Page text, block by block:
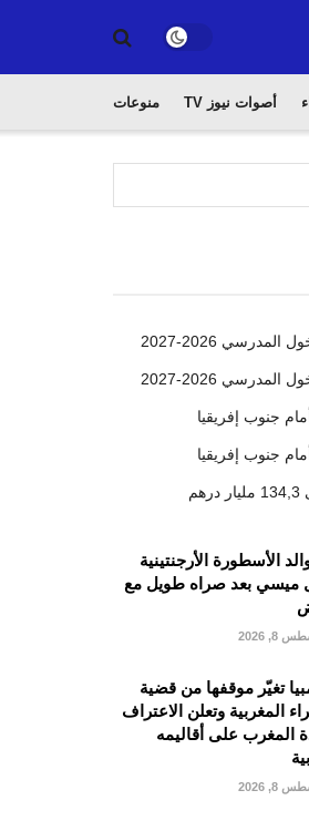
أصوات نيوز TV منوعات
2026-2027
2026-2027
جنوب إفريقيا
جنوب إفريقيا
الأسطورة الأرجنتينية
ميسي بعد صراه طويل مع
8, 2026
تغيّر موقفها من قضية
المغربية وتعلن الاعتراف
المغرب على أقاليمه
8, 2026